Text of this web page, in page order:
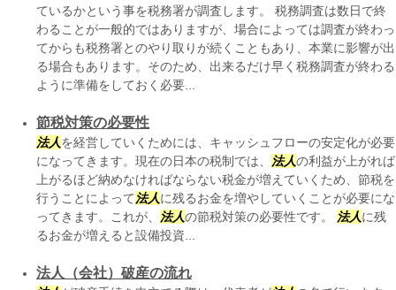
ているかという事を税務署が調査します。 税務調査は数日で終
わることが一般的ではありますが、場合によっては調査が終わっ
てからも税務署とのやり取りが続くこともあり、本業に影響が出
る場合もあります。そのため、出来るだけ早く税務調査が終わる
ように準備をしておく必要...
節税対策の必要性
法人を経営していくためには、キャッシュフローの安定化が必要
になってきます。現在の日本の税制では、
法人の利益が上がれば
上がるほど納めなければならない税金が増えていくため、節税を
行うことによって 法人に残るお金を増やしていくことが必要にな
ってきます。これが、
法人の節税対策の必要性です。 法人に残
るお金が増えると設備投資...
法人（会社）破産の流れ